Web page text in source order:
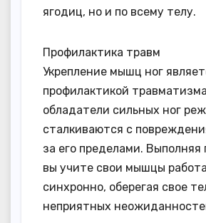
ягодиц, но и по всему телу.
Профилактика травм
Укрепление мышц ног
профилактикой
обладатели сильных ног
сталкиваются с
за его пределами. Выполняя
вы учите свои мышцы
синхронно, оберегая свое
неприятных